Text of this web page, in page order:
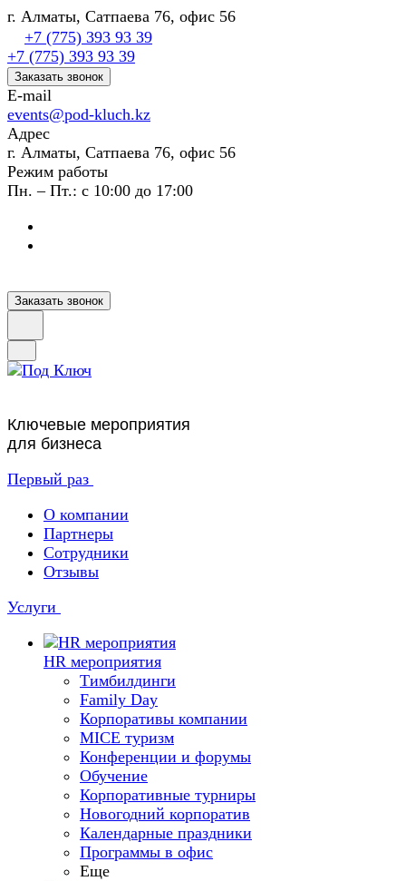
г. Алматы, Сатпаева 76, офис 56
+7 (775) 393 93 39
+7 (775) 393 93 39
Заказать звонок
E-mail
events@pod-kluch.kz
Адрес
г. Алматы, Сатпаева 76, офис 56
Режим работы
Пн. – Пт.: с 10:00 до 17:00
Заказать звонок
Ключевые мероприятия
для бизнеса
Первый раз
О компании
Партнеры
Сотрудники
Отзывы
Услуги
HR мероприятия
Тимбилдинги
Family Day
Корпоративы компании
MICE туризм
Конференции и форумы
Обучение
Корпоративные турниры
Новогодний корпоратив
Календарные праздники
Программы в офис
Еще